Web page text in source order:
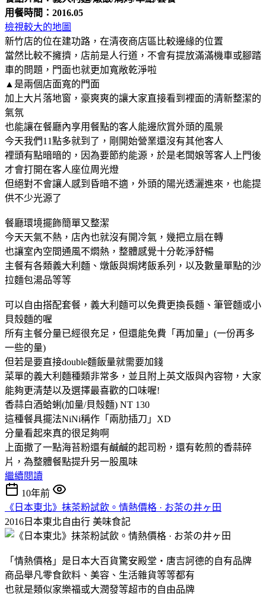
用餐時間：2016.05
檢視較大的地圖
新竹店的位在建功路，在清夜商店區比較邊緣的位置
當然比較不擁擠，店前是人行道，不會有提放滿滿機車或腳踏
車的問題，門面也就更加寬敞乾淨啦
▲是兩個店面寬的門面
加上大片落地窗，豪爽爽的讓大家直接看到裡面的清新整潔的
氣氛
也能讓在餐廳內享用餐點的客人能邊欣賞外頭的風景
今天我們11點多就到了，剛開始營業還沒有其他客人
裡頭有點暗暗的，因為要節約能源，於是老闆娘等客人上門後
才會打開在客人座位周光燈
但絕對不會讓人感到昏暗不適，外頭的陽光透灑進來，也能提
供不少光源了
餐廳環境擺飾簡單又整潔
今天天氣不熱，店內也就沒有開冷氣，幾把立扇在轉
也讓室內空間通風不燜熱，整體感覺十分乾淨舒暢
主餐有各類義大利麵、燉飯與焗烤飯系列，以及數量單點的沙
拉麵包湯品等等
可以自由搭配套餐，義大利麵可以免費更換長麵、筆管麵或小
貝殼麵的喔
所有主餐分量已經很充足，但還能免費「再加量」(一份再多
一些的量)
但若是要直接double麵飯量就需要加錢
菜單的義大利麵種類非常多，並且附上英文版與內容物，大家
能夠更清楚以及選擇最喜歡的口味喔!
香蒜白酒蛤蜊(加量/貝殼麵) NT 130
這種餐具擺法NiNi稱作「兩肋插刀」XD
分量看起來真的很足夠啊
上面撒了一點海苔粉還有鹹鹹的起司粉，還有乾煎的香蒜碎
片，為整體餐點提升另一股風味
繼續閱讀
10年前
《日本東北》抹茶粉試飲。情熱價格 · お茶の井ヶ田
2016日本東北自由行 美味食記
「情熱價格」是日本大百貨驚安殿堂・唐吉訶德的自有品牌
商品舉凡零食飲料、美容、生活雜貨等等都有
也就是類似家樂福或大潤發等超市的自由品牌